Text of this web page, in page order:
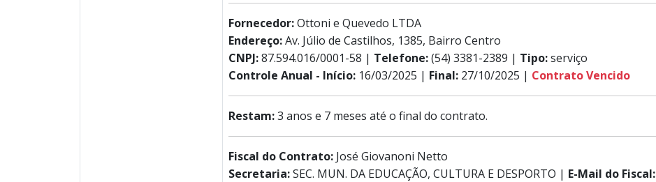
Fornecedor:Ottoni e Quevedo LTDA
Endereço:Av. Júlio de Castilhos, 1385, Bairro Centro
CNPJ:87.594.016/0001-58 | Telefone:(54) 3381-2389 | Tipo:serviço
Controle Anual - Início: 16/03/2025 | Final: 27/10/2025 | Contrato Vencido
Restam:3 anos e 7 meses até o final do contrato.
Fiscal do Contrato: José Giovanoni Netto
Secretaria:SEC. MUN. DA EDUCAÇÃO, CULTURA E DESPORTO | E-Mail do Fiscal: